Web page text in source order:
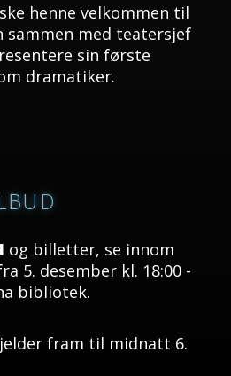
henne velkommen til
sammen med teatersjef
sin første
dramatiker.
og billetter, se innom
5. desember kl. 18:00 -
bibliotek.
fram til midnatt 6.